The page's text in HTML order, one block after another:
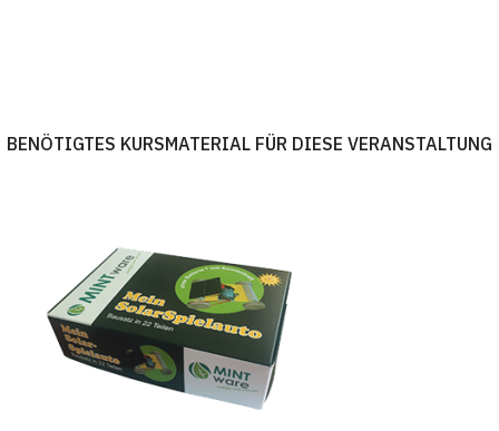
BENÖTIGTES KURSMATERIAL FÜR DIESE VERANSTALTUNG